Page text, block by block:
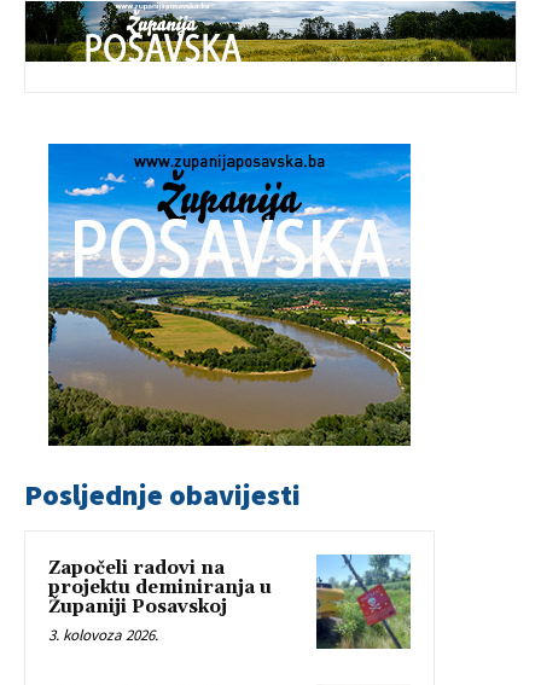
Posljednje obavijesti
Započeli radovi na
projektu deminiranja u
Županiji Posavskoj
3. kolovoza 2026.